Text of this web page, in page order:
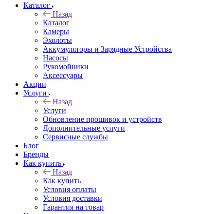
Каталог
Назад
Каталог
Камеры
Эхолоты
Аккумуляторы и Зарядные Устройства
Насосы
Рукомойники
Аксессуары
Акции
Услуги
Назад
Услуги
Обновление прошивок и устройств
Дополнительные услуги
Сервисные службы
Блог
Бренды
Как купить
Назад
Как купить
Условия оплаты
Условия доставки
Гарантия на товар